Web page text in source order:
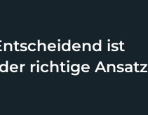
ist
richtige Ansatz